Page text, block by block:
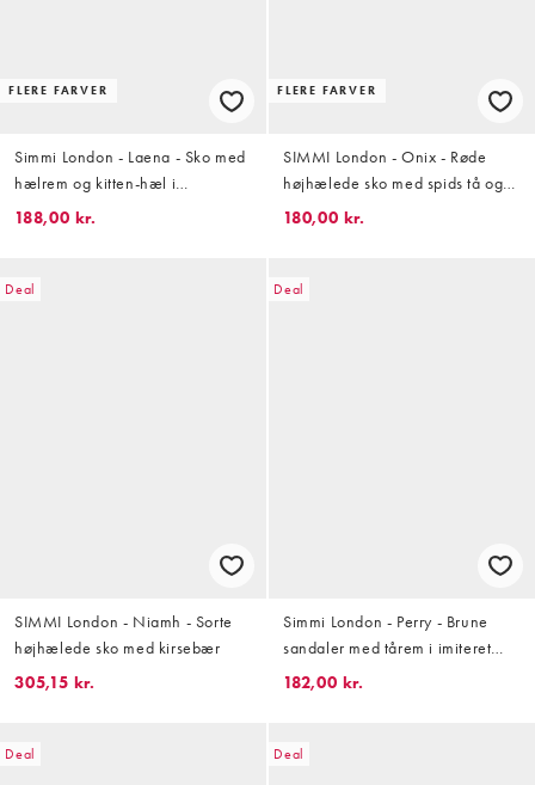
FLERE FARVER
Simmi London - Laena - Sko med
hælrem og kitten-hæl i
leopardprint
188,00 kr.
FLERE FARVER
SIMMI London - Onix - Røde
højhælede sko med spids tå og
bindebånd om benet
180,00 kr.
Deal
SIMMI London - Niamh - Sorte
højhælede sko med kirsebær
305,15 kr.
Deal
Simmi London - Perry - Brune
sandaler med tårem i imiteret
ruskind
182,00 kr.
Deal Deal